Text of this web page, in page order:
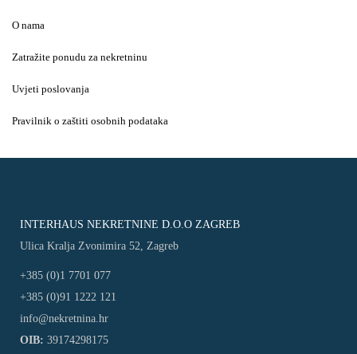
O nama
Zatražite ponudu za nekretninu
Uvjeti poslovanja
Pravilnik o zaštiti osobnih podataka
INTERHAUS NEKRETNINE D.O.O ZAGREB
Ulica Kralja Zvonimira 52, Zagreb
+385 (0)1 7701 077
+385 (0)91 1222 121
info@nekretnina.hr
OIB: 39174298175